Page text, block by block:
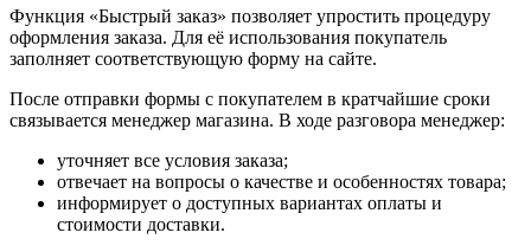
Функция «Быстрый заказ» позволяет упростить процедуру
оформления заказа. Для её использования покупатель
заполняет соответствующую форму на сайте.
После отправки формы с покупателем в кратчайшие сроки
связывается менеджер магазина. В ходе разговора менеджер:
уточняет все условия заказа;
отвечает на вопросы о качестве и особенностях товара;
информирует о доступных вариантах оплаты и
стоимости доставки.